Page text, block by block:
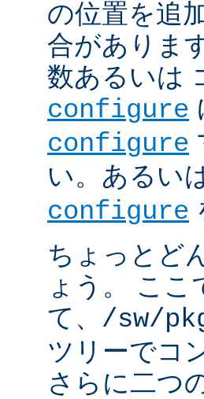
の位置を追
合がありま
数あるいは
configure
configure
い。あるい
configure
ちょっとど
ょう。 ここ
て、 /sw/
ツリーでコ
さらに二つ